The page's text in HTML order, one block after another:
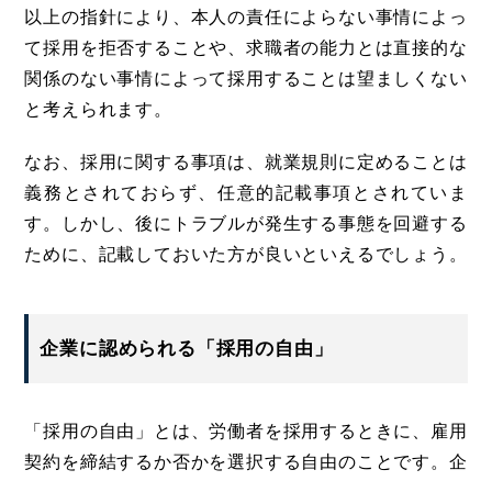
以上の指針により、本人の責任によらない事情によっ
て採用を拒否することや、求職者の能力とは直接的な
関係のない事情によって採用することは望ましくない
と考えられます。
なお、採用に関する事項は、就業規則に定めることは
義務とされておらず、任意的記載事項とされていま
す。しかし、後にトラブルが発生する事態を回避する
ために、記載しておいた方が良いといえるでしょう。
企業に認められる「採用の自由」
「採用の自由」とは、労働者を採用するときに、雇用
契約を締結するか否かを選択する自由のことです。企